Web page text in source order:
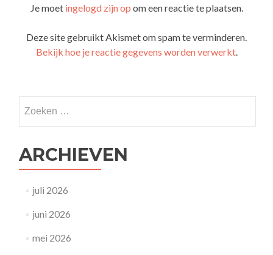
Je moet ingelogd zijn op om een reactie te plaatsen.
Deze site gebruikt Akismet om spam te verminderen.
Bekijk hoe je reactie gegevens worden verwerkt.
naar:
ARCHIEVEN
juli 2026
juni 2026
mei 2026